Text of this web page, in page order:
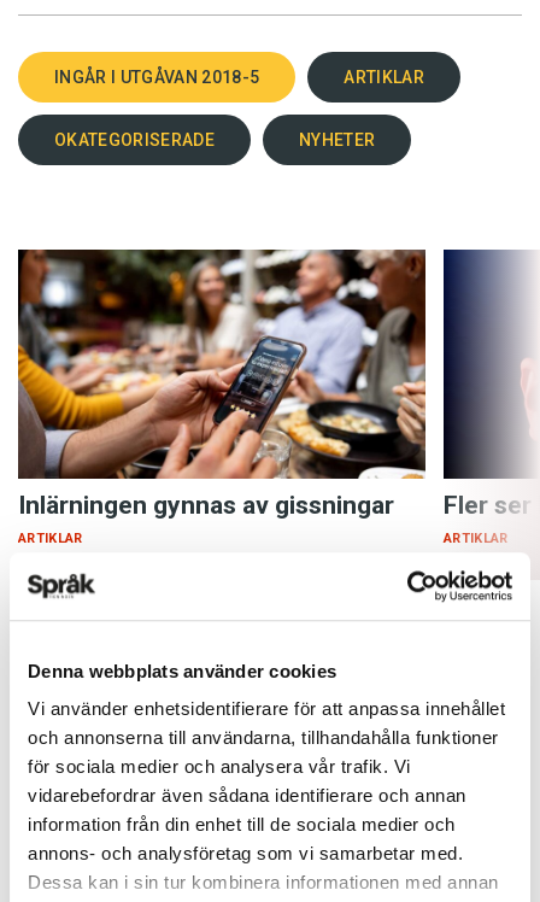
Denna webbplats använder cookies
Vi använder enhetsidentifierare för att anpassa innehållet
och annonserna till användarna, tillhandahålla funktioner
för sociala medier och analysera vår trafik. Vi
vidarebefordrar även sådana identifierare och annan
information från din enhet till de sociala medier och
annons- och analysföretag som vi samarbetar med.
Dessa kan i sin tur kombinera informationen med annan
INGÅR I UTGÅVAN 2018-5 ARTIKLAR
OKATEGORISERADE NYHETER
Inlärningen gynnas av gissningar
ARTIKLAR
Fler
ARTIKLAR